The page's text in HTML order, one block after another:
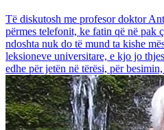
Të diskutosh me profesor doktor
përmes telefonit, ke fatin që në pak
ndoshta nuk do të mund ta kishe
leksioneve universitare, e kjo jo
edhe për jetën në tërësi, për